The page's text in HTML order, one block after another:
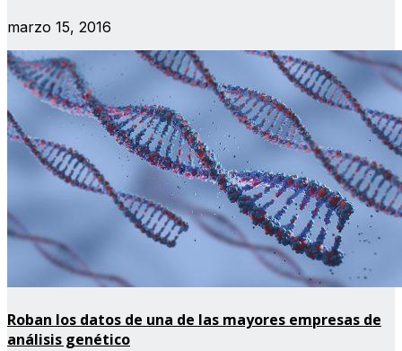
marzo 15, 2016
Roban los datos de una de las mayores empresas de
análisis genético